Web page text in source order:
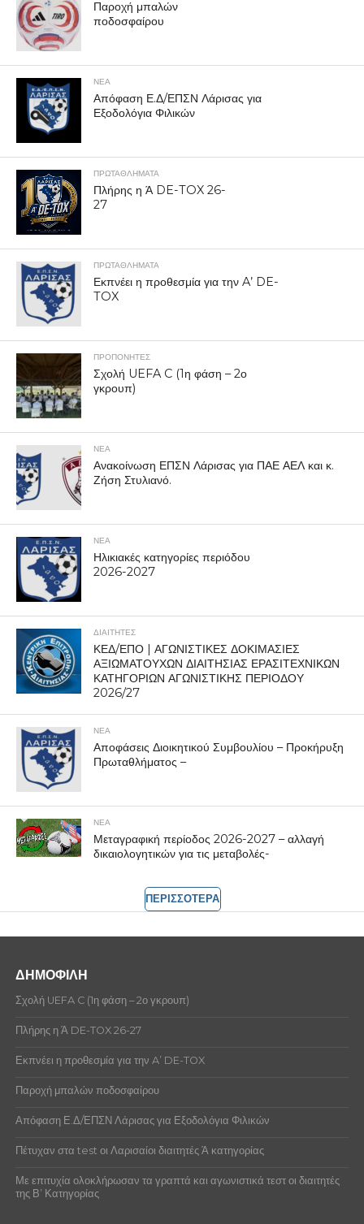
Παροχή μπαλών
ποδοσφαίρου
ΝΕΑ
Απόφαση Ε.Δ/ΕΠΣΝ Λάρισας για
Εξοδολόγια Φιλικών
ΠΡΩΤΑΘΛΉΜΑΤΑ
Πλήρης η Ά DE-TOX 26-
27
ΠΡΩΤΑΘΛΉΜΑΤΑ
Εκπνέει η προθεσμία για την A’ DE-
TOX
ΠΡΟΠΟΝΗΤΈΣ
Σχολή UEFA C (1η φάση – 2ο
γκρουπ)
ΝΕΑ
Ανακοίνωση ΕΠΣΝ Λάρισας για ΠΑΕ ΑΕΛ και κ.
Ζήση Στυλιανό.
ΝΕΑ
Ηλικιακές κατηγορίες περιόδου
2026-2027
ΔΙΑΙΤΗΤΕΣ
ΚΕΔ/ΕΠΟ | ΑΓΩΝΙΣΤΙΚΕΣ ΔΟΚΙΜΑΣΙΕΣ
ΑΞΙΩΜΑΤΟΥΧΩΝ ΔΙΑΙΤΗΣΙΑΣ ΕΡΑΣΙΤΕΧΝΙΚΩΝ
ΚΑΤΗΓΟΡΙΩΝ ΑΓΩΝΙΣΤΙΚΗΣ ΠΕΡΙΟΔΟΥ
2026/27
ΝΕΑ
Αποφάσεις Διοικητικού Συμβουλίου – Προκήρυξη
Πρωταθλήματος –
ΝΕΑ
Μεταγραφική περίοδος 2026-2027 – αλλαγή
δικαιολογητικών για τις μεταβολές-
ΠΕΡΙΣΣΟΤΕΡΑ
ΔΗΜΟΦΙΛΗ
Σχολή UEFA C (1η φάση – 2ο γκρουπ)
Πλήρης η Ά DE-TOX 26-27
Εκπνέει η προθεσμία για την A’ DE-TOX
Παροχή μπαλών ποδοσφαίρου
Απόφαση Ε.Δ/ΕΠΣΝ Λάρισας για Εξοδολόγια Φιλικών
Πέτυχαν στα test οι Λαρισαίοι διαιτητές Ά κατηγορίας
Με επιτυχία ολοκλήρωσαν τα γραπτά και αγωνιστικά τεστ οι διαιτητές
της Β’ Κατηγορίας